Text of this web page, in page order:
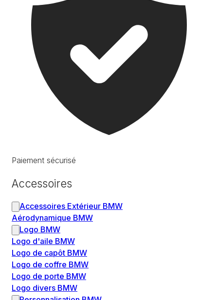
Paiement sécurisé
Accessoires
Accessoires Extérieur BMW
Aérodynamique BMW
Logo BMW
Logo d'aile BMW
Logo de capôt BMW
Logo de coffre BMW
Logo de porte BMW
Logo divers BMW